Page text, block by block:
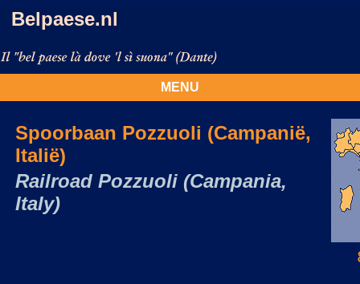
Belpaese.nl
MENU
Spoorbaan Pozzuoli (Campanië,
Italië)
Railroad Pozzuoli (Campania,
Italy)